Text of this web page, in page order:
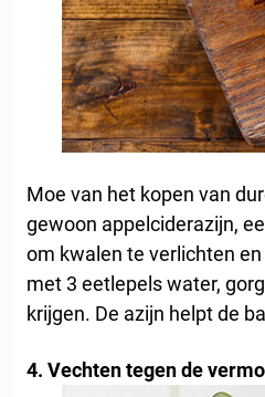
Moe van het kopen van
gewoon appelciderazijn,
om kwalen te verlichten
met 3 eetlepels water,
krijgen. De azijn helpt de
4. Vechten tegen de